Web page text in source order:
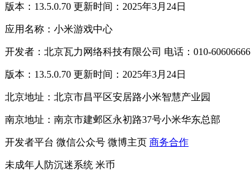
版本：13.5.0.70 更新时间：2025年3月24日
应用名称：小米游戏中心
开发者：北京瓦力网络科技有限公司 电话：010-60606666
版本：13.5.0.70 更新时间：2025年3月24日
北京地址：北京市昌平区安居路小米智慧产业园
南京地址：南京市建邺区永初路37号小米华东总部
开发者平台 微信公众号 微博主页 商务合作
未成年人防沉迷系统 米币